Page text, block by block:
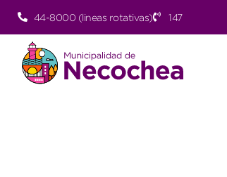
44-8000 (lineas rotativas) 147